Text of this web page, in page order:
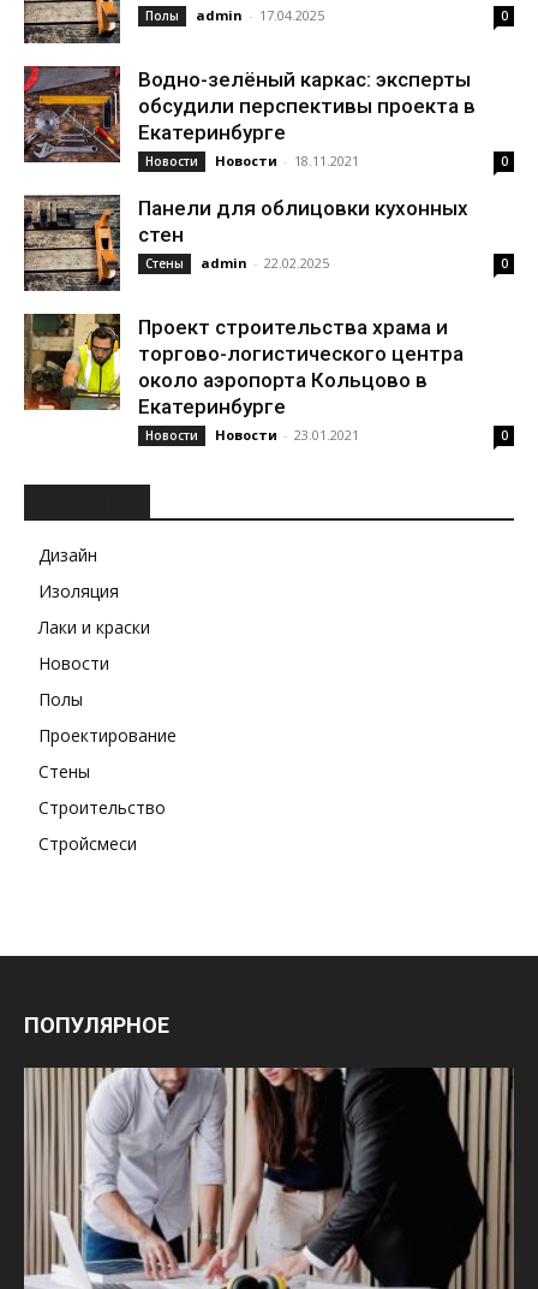
Полы admin - 17.04.2025 0
Водно-зелёный каркас: эксперты
обсудили перспективы проекта в
Екатеринбурге
Новости Новости - 18.11.2021 0
Панели для облицовки кухонных
стен
Стены admin - 22.02.2025 0
Проект строительства храма и
торгово-логистического центра
около аэропорта Кольцово в
Екатеринбурге
Новости Новости - 23.01.2021 0
Дизайн
Изоляция
Лаки и краски
Новости
Полы
Проектирование
Стены
Строительство
Стройсмеси
ПОПУЛЯРНОЕ